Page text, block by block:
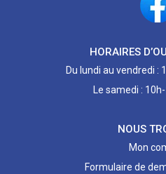
HORAIRES
Du lundi au vendredi :
Le samedi :
NOUS
Mon
Formulaire de